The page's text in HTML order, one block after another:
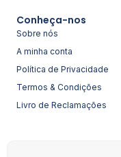
Conheça-nos
Sobre nós
A minha conta
Política de Privacidade
Termos & Condições
Livro de Reclamações